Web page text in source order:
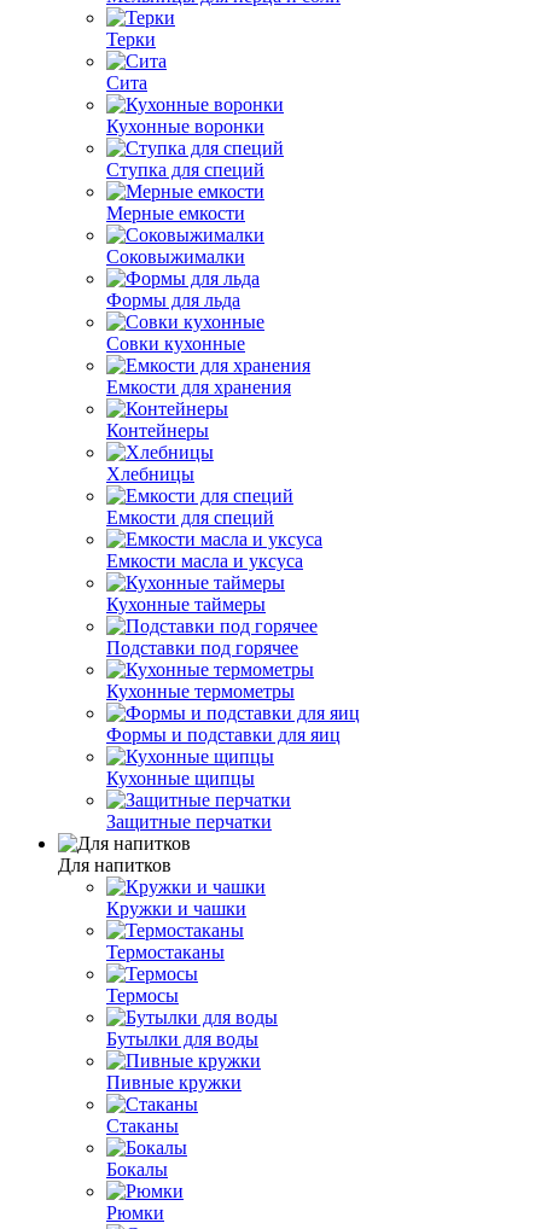
Терки
Сита
Кухонные воронки
Ступка для специй
Мерные емкости
Соковыжималки
Формы для льда
Совки кухонные
Емкости для хранения
Контейнеры
Хлебницы
Емкости для специй
Емкости масла и уксуса
Кухонные таймеры
Подставки под горячее
Кухонные термометры
Формы и подставки для яиц
Кухонные щипцы
Защитные перчатки
Для напитков
Кружки и чашки
Термостаканы
Термосы
Бутылки для воды
Пивные кружки
Стаканы
Бокалы
Рюмки